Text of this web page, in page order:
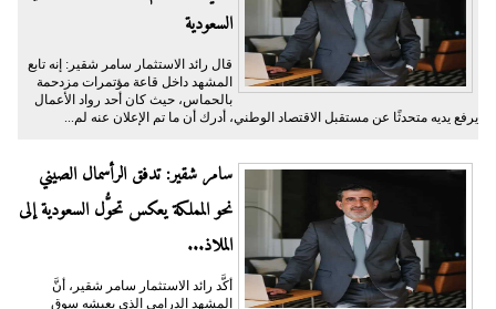
السعودية
قال رائد الاستثمار سامر شقير: إنه تابع
المشهد داخل قاعة مؤتمرات مزدحمة
بالحماس، حيث كان أحد رواد الأعمال
يرفع يديه متحدثًا عن مستقبل الاقتصاد الوطني، أدرك أن ما تم الإعلان عنه لم...
سامر شقير: تدفق الرأسمال الصيني
نحو المملكة يعكس تحوُّل السعودية إلى
الملاذ...
أكَّد رائد الاستثمار سامر شقير، أنَّ
المشهد الدرامي الذي يعيشه سوق